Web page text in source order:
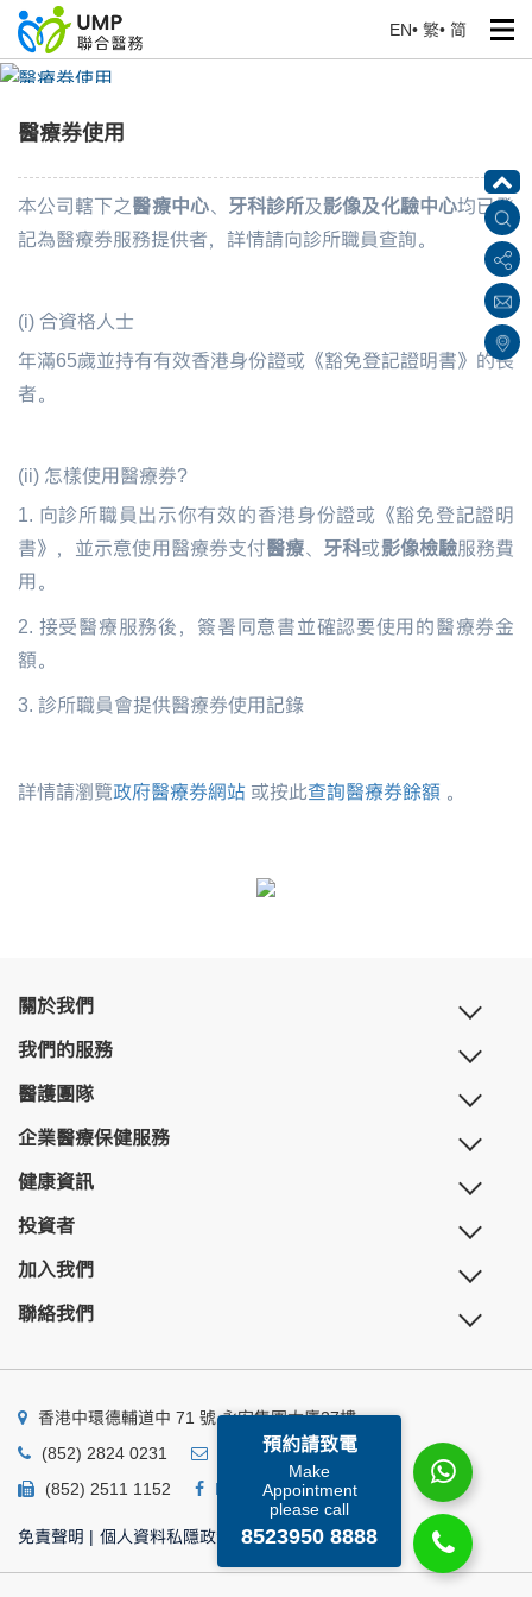
EN• 繁• 简
預約請致電
Make
Appointment
please call
8523950 8888
醫療券使用
醫療券使用
本公司轄下之醫療中心、 牙科診所及影像及化驗中心均已登
記為醫療券服務提供者，詳情請向診所職員查詢。
(i) 合資格人士
年滿65歲並持有有效香港身份證或《豁免登記證明書》的長
者。
(ii) 怎樣使用醫療券?
1. 向診所職員出示你有效的香港身份證或《豁免登記證明
書》，並示意使用醫療券支付醫療、 牙科或影像檢驗服務費
用。
2. 接受醫療服務後，簽署同意書並確認要使用的醫療券金
額。
3. 診所職員會提供醫療券使用記錄
詳情請瀏覽政府醫療券網站 或按此查詢醫療券餘額 。
關於我們
我們的服務
醫護團隊
企業醫療保健服務
健康資訊
投資者
加入我們
聯絡我們
香港中環德輔道中 71 號 永安集團大廈27樓
(852) 2824 0231
business@ump.com.hk
(852) 2511 1152
Facebook Linkedin
免責聲明 | 個人資料私隱政策 | 個人資料收集聲明